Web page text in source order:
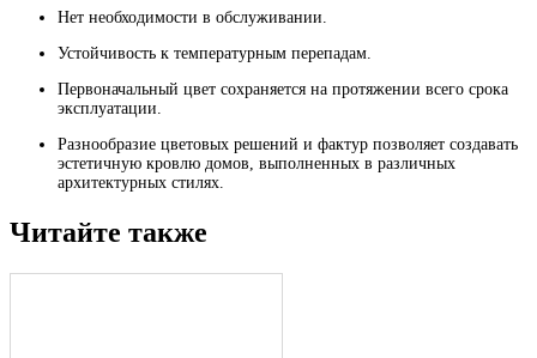
Нет необходимости в обслуживании.
Устойчивость к температурным перепадам.
Первоначальный цвет сохраняется на протяжении всего срока
эксплуатации.
Разнообразие цветовых решений и фактур позволяет создавать
эстетичную кровлю домов, выполненных в различных
архитектурных стилях.
Читайте также